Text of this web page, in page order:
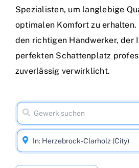
Spezialisten, um langlebige
optimalen Komfort zu erhalten.
den richtigen Handwerker, der
perfekten Schattenplatz
zuverlässig verwirklicht.